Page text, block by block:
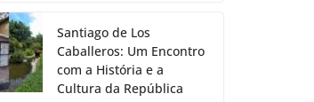
Santiago de Los
Caballeros: Um Encontro
com a História e a
Cultura da República